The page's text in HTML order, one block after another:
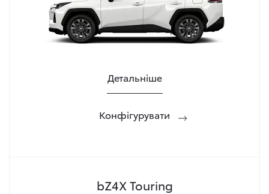
Детальніше
Конфігурувати
bZ4X Touring